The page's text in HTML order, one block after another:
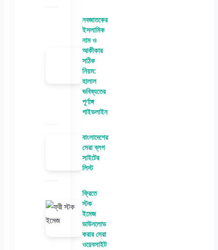
নবজাতকের
ইসলামিক
নাম ও
আকীকার
সঠিক
নিয়ম:
হালাল
ভবিষ্যতের
পূর্ণাঙ্গ
গাইডলাইন
বাংলাদেশের
সেরা ব্লগ
সাইটের
লিস্ট
ফ্রিতে
স্টক
ইমেজ
ডাউনলোড
করার সেরা
ওয়েবসাইট